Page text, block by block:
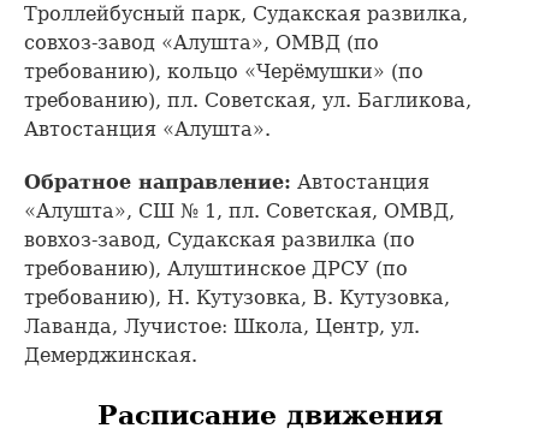
Троллейбусный парк, Судакская развилка,
совхоз-завод «Алушта», ОМВД (по
требованию), кольцо «Черёмушки» (по
требованию), пл. Советская, ул. Багликова,
Автостанция «Алушта».
Обратное направление: Автостанция
«Алушта», СШ № 1, пл. Советская, ОМВД,
вовхоз-завод, Судакская развилка (по
требованию), Алуштинское ДРСУ (по
требованию), Н. Кутузовка, В. Кутузовка,
Лаванда, Лучистое: Школа, Центр, ул.
Демерджинская.
Расписание движения